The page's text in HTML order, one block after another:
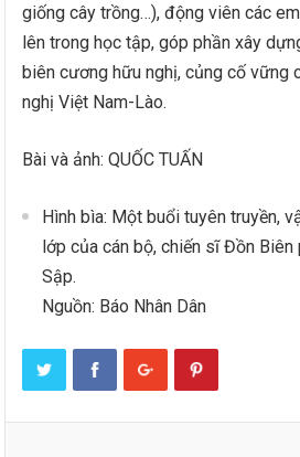
giống cây trồng…), động viên các
lên trong học tập, góp phần xây
biên cương hữu nghị, củng cố vững
nghị Việt Nam-Lào.
Bài và ảnh: QUỐC TUẤN
Hình bìa: Một buổi tuyên truyền,
lớp của cán bộ, chiến sĩ Đồn
Sập.
Nguồn: Báo Nhân Dân